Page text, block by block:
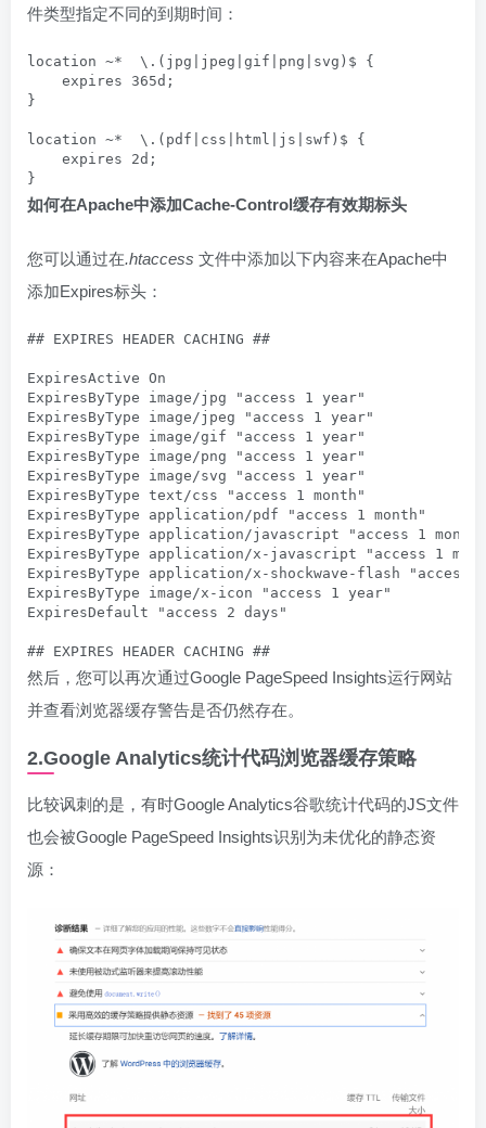
件类型指定不同的到期时间：
location ~*  \.(jpg|jpeg|gif|png|svg)$ {
    expires 365d;
}
location ~*  \.(pdf|css|html|js|swf)$ {
    expires 2d;
}
如何在Apache中添加Cache-Control缓存有效期标头
您可以通过在.htaccess 文件中添加以下内容来在Apache中
添加Expires标头：
## EXPIRES HEADER CACHING ##
ExpiresActive On
ExpiresByType image/jpg "access 1 year"
ExpiresByType image/jpeg "access 1 year"
ExpiresByType image/gif "access 1 year"
ExpiresByType image/png "access 1 year"
ExpiresByType image/svg "access 1 year"
ExpiresByType text/css "access 1 month"
ExpiresByType application/pdf "access 1 month"
ExpiresByType application/javascript "access 1 month"
ExpiresByType application/x-javascript "access 1
ExpiresByType application/x-shockwave-flash "access
ExpiresByType image/x-icon "access 1 year"
ExpiresDefault "access 2 days"
## EXPIRES HEADER CACHING ##
然后，您可以再次通过Google PageSpeed Insights运行网站
并查看浏览器缓存警告是否仍然存在。
2.Google Analytics统计代码浏览器缓存策略
比较讽刺的是，有时Google Analytics谷歌统计代码的JS文件
也会被Google PageSpeed Insights识别为未优化的静态资
源：